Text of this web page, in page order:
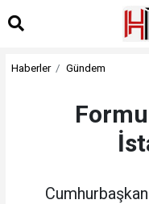
Haberler Gündem